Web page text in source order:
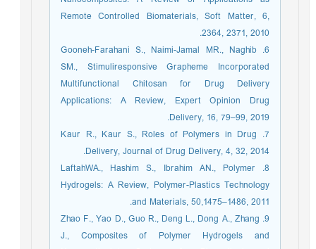
Remote Controlled Biomaterials, Soft Matter, 6,
2364, 2371, 2010.
6. Gooneh-Farahani S., Naimi-Jamal MR., Naghib
SM., Stimuliresponsive Grapheme Incorporated
Multifunctional Chitosan for Drug Delivery
Applications: A Review, Expert Opinion Drug
Delivery, 16, 79–99, 2019.
7. Kaur R., Kaur S., Roles of Polymers in Drug
Delivery, Journal of Drug Delivery, 4, 32, 2014.
8. LaftahWA., Hashim S., Ibrahim AN., Polymer
Hydrogels: A Review, Polymer-Plastics Technology
and Materials, 50,1475–1486, 2011.
9. Zhao F., Yao D., Guo R., Deng L., Dong A., Zhang
J., Composites of Polymer Hydrogels and